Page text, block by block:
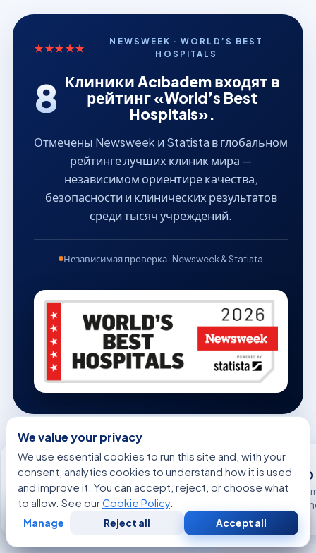
★★★★★
NEWSWEEK · WORLD’S BEST
HOSPITALS
8 Клиники Acıbadem входят в
рейтинг «World’s Best
Hospitals».
Отмечены Newsweek и Statista в глобальном
рейтинге лучших клиник мира —
независимом ориентире качества,
безопасности и клинических результатов
среди тысяч учреждений.
Независимая проверка · Newsweek & Statista
TEMOS International
Accreditation
TEMOS International
Accreditation
Позвонить WhatsApp
Бесплатная
консультация
We value your privacy
We use essential cookies to run this site and, with your
consent, analytics cookies to understand how it is used
and improve it. You can accept, reject, or choose what
to allow. See ourCookie Policy.
Manage Reject all Accept all